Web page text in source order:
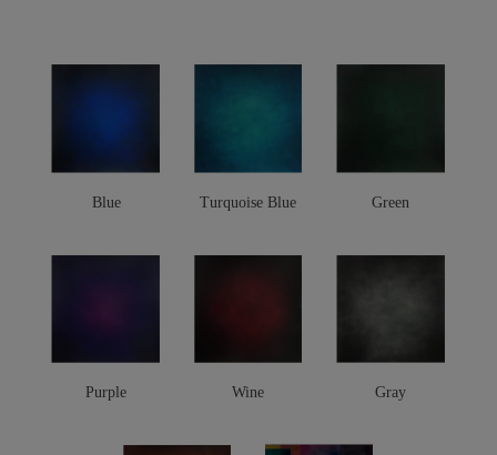
Blue Turquoise Blue Green
Purple Wine Gray